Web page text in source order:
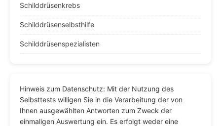
Schilddrüsenkrebs
Schilddrüsenselbsthilfe
Schilddrüsenspezialisten
Hinweis zum Datenschutz: Mit der Nutzung des
Selbsttests willigen Sie in die Verarbeitung der von
Ihnen ausgewählten Antworten zum Zweck der
einmaligen Auswertung ein. Es erfolgt weder eine